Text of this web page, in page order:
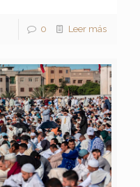
0 Leer más